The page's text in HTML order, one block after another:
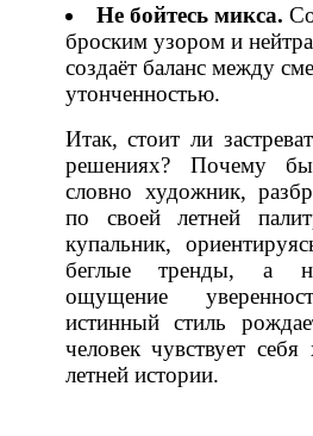
Не бойтесь микса.
броским узором и
создаёт баланс между
утонченностью.
Итак, стоит ли
решениях? Почему
словно художник,
по своей летней
купальник,
беглые тренды, а
ощущение
истинный стиль
человек чувствует
летней истории.